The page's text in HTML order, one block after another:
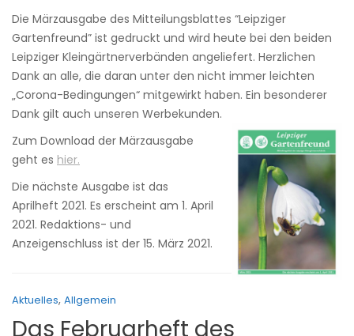
Die Märzausgabe des Mitteilungsblattes “Leipziger
Gartenfreund” ist gedruckt und wird heute bei den beiden
Leipziger Kleingärtnerverbänden angeliefert. Herzlichen
Dank an alle, die daran unter den nicht immer leichten
„Corona-Bedingungen“ mitgewirkt haben. Ein besonderer
Dank gilt auch unseren Werbekunden.
Zum Download der Märzausgabe
geht es hier.
Die nächste Ausgabe ist das
Aprilheft 2021. Es erscheint am 1. April
2021. Redaktions- und
Anzeigenschluss ist der 15. März 2021.
Aktuelles, Allgemein
Das Februarheft des